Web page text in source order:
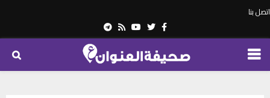
اتصل بنا
Facebook
Twitter
Youtube
Rss
Telegram
PRIMARY